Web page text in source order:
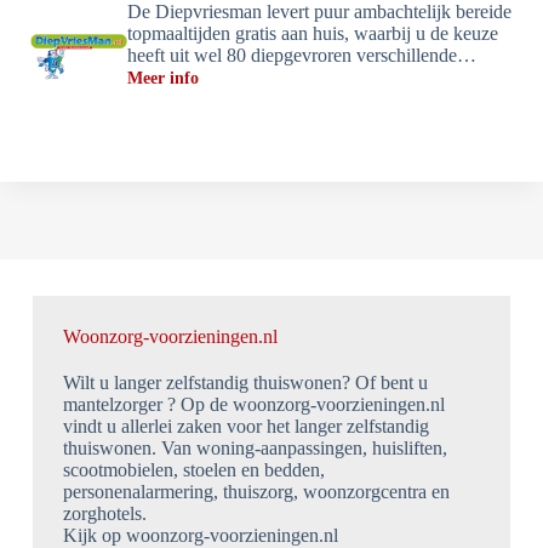
De Diepvriesman levert puur ambachtelijk bereide
topmaaltijden gratis aan huis, waarbij u de keuze
heeft uit wel 80 diepgevroren verschillende…
Meer info
Woonzorg-voorzieningen.nl
Wilt u langer zelfstandig thuiswonen? Of bent u
mantelzorger ? Op de woonzorg-voorzieningen.nl
vindt u allerlei zaken voor het langer zelfstandig
thuiswonen. Van woning-aanpassingen, huisliften,
scootmobielen, stoelen en bedden,
personenalarmering, thuiszorg, woonzorgcentra en
zorghotels.
Kijk op woonzorg-voorzieningen.nl